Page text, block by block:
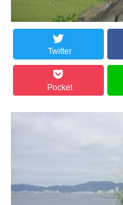
Twitter
Pocket